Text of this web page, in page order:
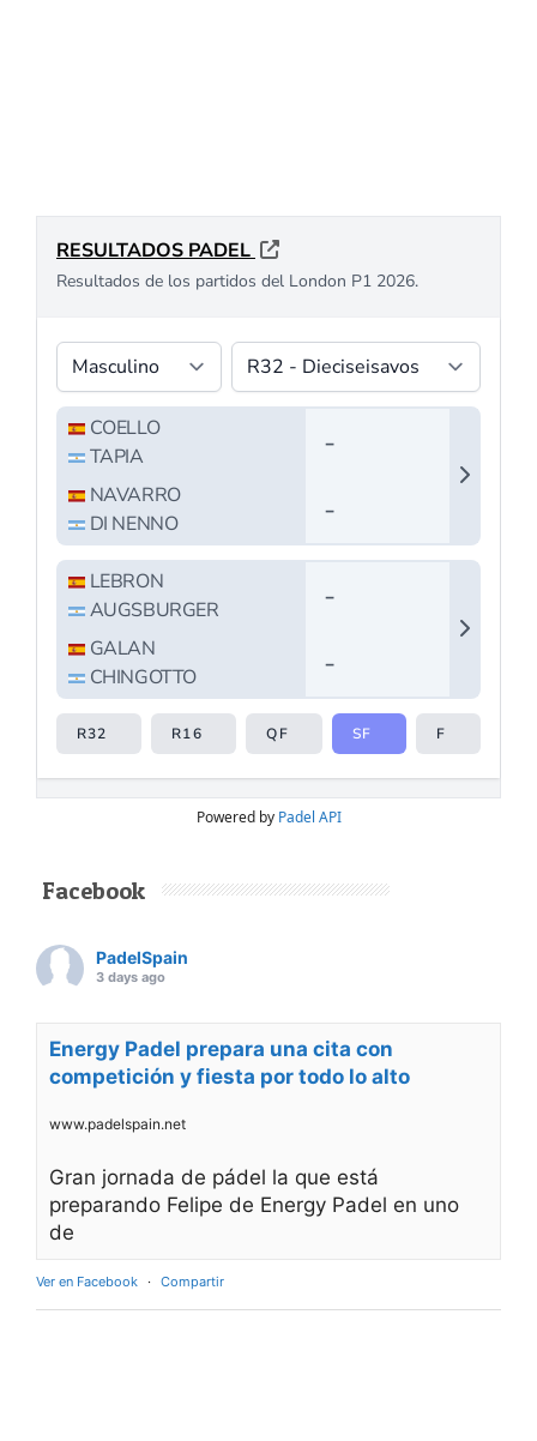
Powered by Padel API
Facebook
PadelSpain
3 days ago
Energy Padel prepara una cita con
competición y fiesta por todo lo alto
www.padelspain.net
Gran jornada de pádel la que está
preparando Felipe de Energy Padel en uno
de
Ver en Facebook · Compartir